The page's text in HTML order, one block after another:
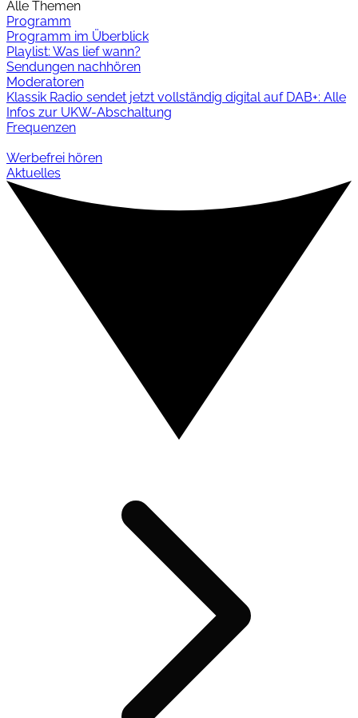
Alle Themen
Programm
Programm im Überblick
Playlist: Was lief wann?
Sendungen nachhören
Moderatoren
Klassik Radio sendet jetzt vollständig digital auf DAB+: Alle
Infos zur UKW-Abschaltung
Frequenzen
Werbefrei hören
Aktuelles